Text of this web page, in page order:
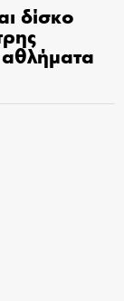
δίσκο